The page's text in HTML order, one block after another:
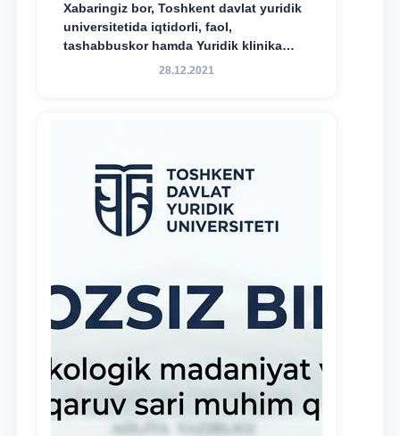
Xabaringiz bor, Toshkent davlat yuridik
universitetida iqtidorli, faol,
tashabbuskor hamda Yuridik klinika
faoliyatida o‘z bilim va ko‘nikmalarini
28.12.2021